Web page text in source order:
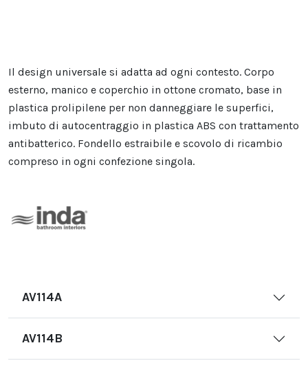
Il design universale si adatta ad ogni contesto. Corpo
esterno, manico e coperchio in ottone cromato, base in
plastica prolipilene per non danneggiare le superfici,
imbuto di autocentraggio in plastica ABS con trattamento
antibatterico. Fondello estraibile e scovolo di ricambio
compreso in ogni confezione singola.
AV114A
AV114B